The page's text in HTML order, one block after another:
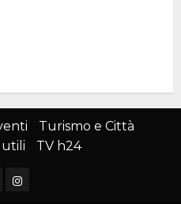
Turismo e Città
utili
TV h24
Instagram